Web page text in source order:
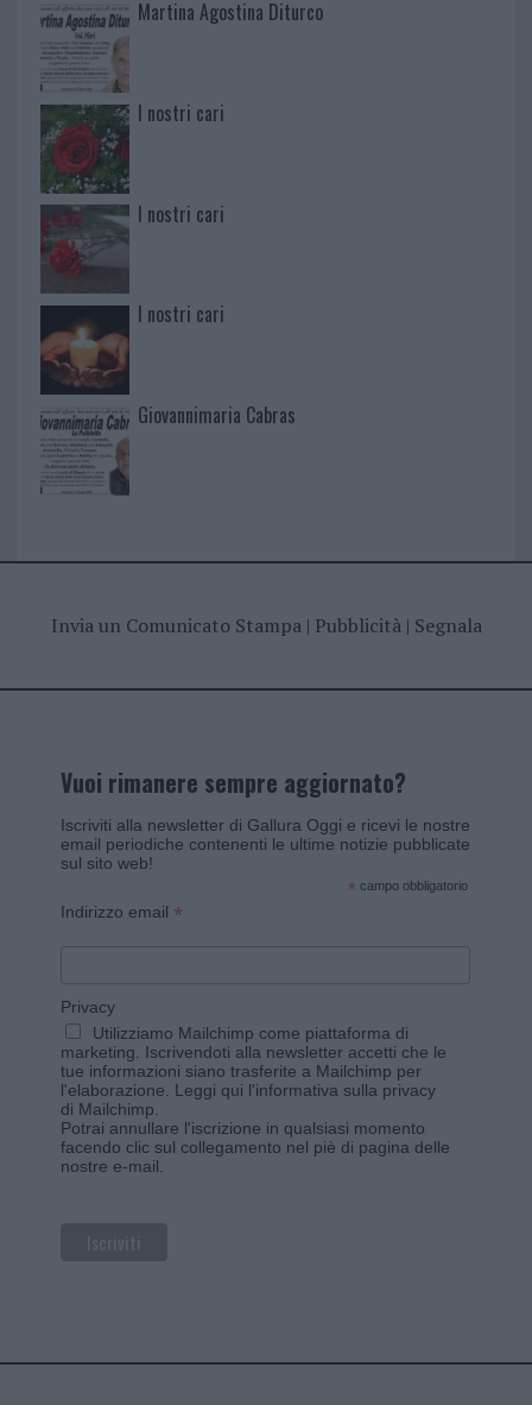
Martina Agostina Diturco
I nostri cari
I nostri cari
I nostri cari
Giovannimaria Cabras
Invia un Comunicato Stampa| Pubblicità| Segnala
Vuoi rimanere sempre aggiornato?
Iscriviti alla newsletter di Gallura Oggi e ricevi le nostre
email periodiche contenenti le ultime notizie pubblicate
sul sito web!
* campo obbligatorio
Indirizzo email *
Privacy
Utilizziamo Mailchimp come piattaforma di
marketing. Iscrivendoti alla newsletter accetti che le
tue informazioni siano trasferite a Mailchimp per
l'elaborazione. Leggi qui l'informativa sulla privacy
di Mailchimp
Potrai annullare l'iscrizione in qualsiasi momento
facendo clic sul collegamento nel piè di pagina delle
nostre e-mail.